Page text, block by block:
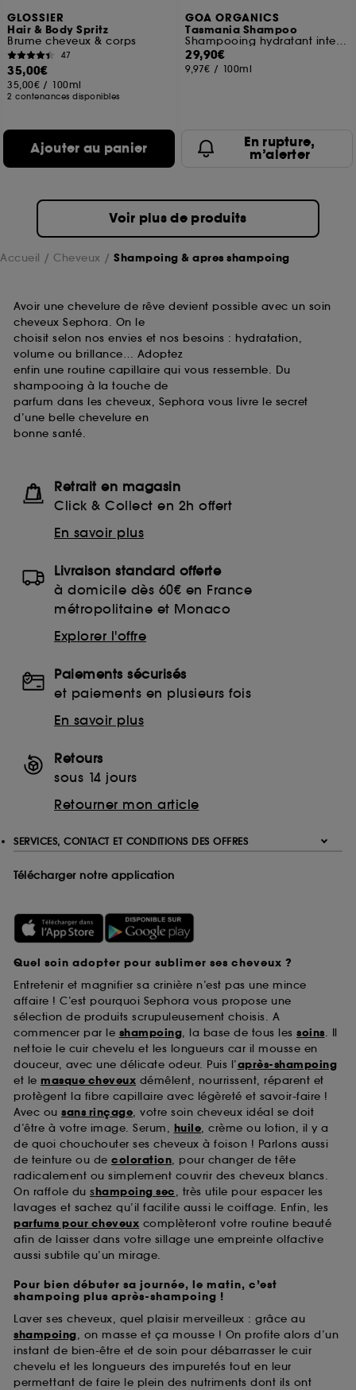
GLOSSIER
Hair & Body Spritz
Brume cheveux & corps
47
35,00€
35,00€ / 100ml
2 contenances disponibles
Ajouter au panier
GOA ORGANICS
Tasmania Shampoo
Shampooing hydratant intense
29,90€
9,97€ / 100ml
En rupture,
m’alerter
Voir plus de produits
Accueil Cheveux Shampoing & apres shampoing
Avoir une chevelure de rêve devient possible avec un soin
cheveux Sephora. On le
choisit selon nos envies et nos besoins : hydratation,
volume ou brillance… Adoptez
enfin une routine capillaire qui vous ressemble. Du
shampooing à la touche de
parfum dans les cheveux, Sephora vous livre le secret
d’une belle chevelure en
bonne santé.
Retrait en magasin
Click & Collect en 2h offert
En savoir plus
Livraison standard offerte
à domicile dès 60€ en France
métropolitaine et Monaco
Explorer l'offre
Paiements sécurisés
et paiements en plusieurs fois
En savoir plus
Retours
sous 14 jours
Retourner mon article
SERVICES, CONTACT ET CONDITIONS DES OFFRES
Télécharger notre application
Quel soin adopter pour sublimer ses cheveux ?
Entretenir et magnifier sa crinière n’est pas une mince
affaire ! C’est pourquoi Sephora vous propose une
sélection de produits scrupuleusement choisis. A
commencer par le shampoing, la base de tous les soins. Il
nettoie le cuir chevelu et les longueurs car il mousse en
douceur, avec une délicate odeur. Puis l’après-shampoing
et le masque cheveux démêlent, nourrissent, réparent et
protègent la fibre capillaire avec légèreté et savoir-faire !
Avec ou sans rinçage, votre soin cheveux idéal se doit
d’être à votre image. Serum, huile, crème ou lotion, il y a
de quoi chouchouter ses cheveux à foison ! Parlons aussi
de teinture ou de coloration, pour changer de tête
radicalement ou simplement couvrir des cheveux blancs.
On raffole du shampoing sec, très utile pour espacer les
lavages et sachez qu’il facilite aussi le coiffage. Enfin, les
parfums pour cheveux complèteront votre routine beauté
afin de laisser dans votre sillage une empreinte olfactive
aussi subtile qu’un mirage.
Pour bien débuter sa journée, le matin, c’est
shampoing plus après-shampoing !
Laver ses cheveux, quel plaisir merveilleux : grâce au
shampoing, on masse et ça mousse ! On profite alors d’un
instant de bien-être et de soin pour débarrasser le cuir
chevelu et les longueurs des impuretés tout en leur
permettant de faire le plein des nutriments dont ils ont